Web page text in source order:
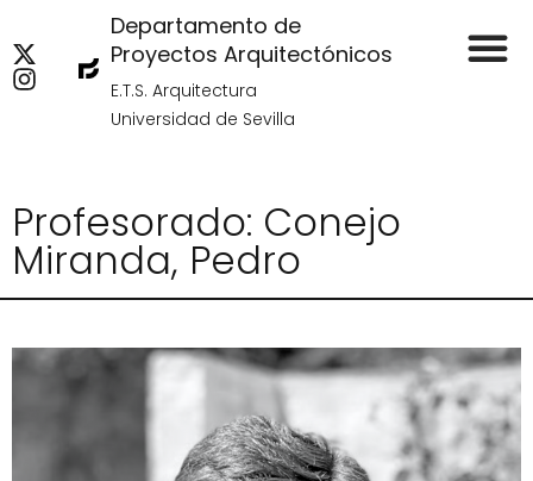
Departamento de
Proyectos Arquitectónicos
E.T.S. Arquitectura
Universidad de Sevilla
Profesorado: Conejo
Miranda, Pedro